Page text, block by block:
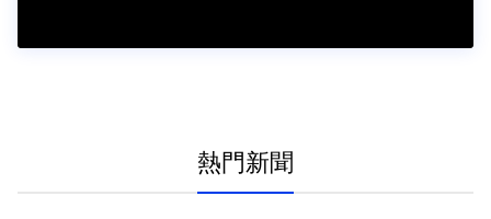
熱門新聞